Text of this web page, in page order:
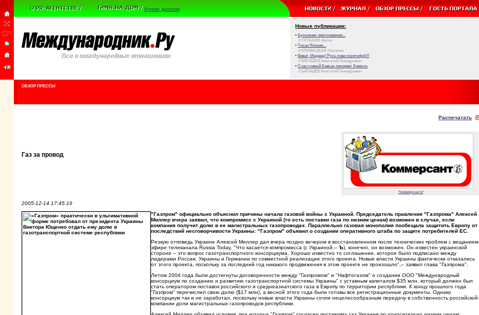
Куплю диплом
Новые публикации:
• Булыжник преткновения...
// ТРУБКИН Антон
• Тихая Япония...
// КРИВИЦКАЯ Наталия
• Виват, Медвед! Русь лови позитифф!!!
// БАТАШЕВ Анатолий Геннадьевич
• Счастливый Кавказ покоряет Кремль
// БАТАШЕВ Анатолий Геннадьевич
ОБЗОР ПРЕССЫ
Распечатать
Газ за провод
"Коммерсантъ"
2005-12-14 17:45:19
"Газпром" официально объяснил причины начала газовой войны с Украиной. Председатель правления "Газпрома" Алексей
Миллер вчера заявил, что компромисс с Украиной (то есть поставки газа по низким ценам) возможен в случае, если
компания получит долю в ее магистральных газопроводах. Параллельно газовая монополия пообещала защитить Европу от
последствий несговорчивости Украины: "Газпром" объявил о создании оперативного штаба по защите потребителей ЕС.
Резкую отповедь Украине Алексей Миллер дал вчера поздно вечером в восстановленном после технических проблем с вещанием
эфире телеканала Russia Today. "Что касается компромисса (с Украиной.– Ъ), конечно, он возможен. Он известен украинской
стороне – это вопрос газотранспортного консорциума. Хорошо известно то соглашение, которое было подписано между
лидерами России, Украины и Германии по совместной реализации этого проекта. Новые власти Украины фактически отказались
от этого проекта, поскольку за последний год никакого продвижения в этом проекте не произошло",– заявил глава "Газпрома".
Летом 2004 года были достигнуты договоренности между "Газпромом" и "Нафтогазом" о создании ООО "Международный
консорциум по созданию и развитию газотранспортной системы Украины" с уставным капиталом $35 млн, который должен был
стать оператором поставок российского и среднеазиатского газа в Европу по территории республики. К концу прошлого года
"Газпром" перечислил свою долю ($17 млн), а весной этого года были готовы все регистрационные документы. Однако
консорциум так и не заработал, поскольку новые власти Украины сочли нецелесообразным передачу в собственность российской
компании доли магистральных газопроводов республики.